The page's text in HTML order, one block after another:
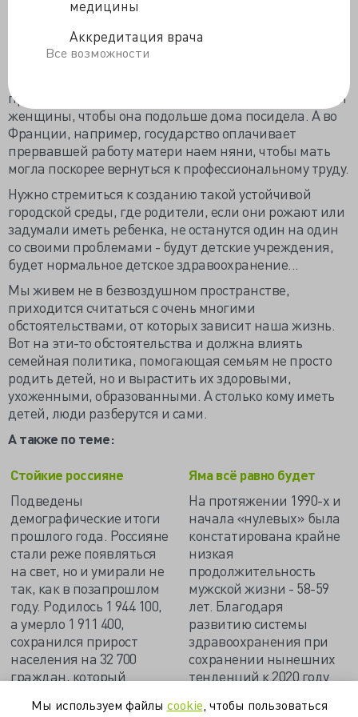
медицины
Аккредитация врача
Все возможности
странах, на 10-15 лет. Так мы отставали в начале XX
А у нас сейчас идет возврат к почти домостроевскому
продолжительность отпуска по уходу за ребенком для
женщины, чтобы она подольше дома посидела. А во
Франции, например, государство оплачивает
прервавшей работу матери наем няни, чтобы мать
могла поскорее вернуться к профессиональному труду.
Нужно стремиться к созданию такой устойчивой
городской среды, где родители, если они рожают или
задумали иметь ребенка, не останутся один на один
со своими проблемами - будут детские учреждения,
будет нормальное детское здравоохранение...
Мы живем не в безвоздушном пространстве,
приходится считаться с очень многими
обстоятельствами, от которых зависит наша жизнь.
Вот на эти-то обстоятельства и должна влиять
семейная политика, помогающая семьям не просто
родить детей, но и вырастить их здоровыми,
ухоженными, образованными. А столько кому иметь
детей, люди разберутся и сами.
А также по теме:
Стойкие россияне
Подведены
демографические итоги
прошлого года. Россияне
стали реже появляться
на свет, но и умирали не
так, как в позапрошлом
году. Родилось 1 944 100,
а умерло 1 911 400,
сохранился прирост
населения на 32 700
граждан, который
достался Отечеству…
Яма всё равно будет
На протяжении 1990-х и
начала «нулевых» была
констатирована крайне
низкая
продолжительность
мужской жизни - 58-59
лет. Благодаря
развитию системы
здравоохранения при
сохранении нынешних
тенденций к 2020 году
Мы используем файлы cookie , чтобы пользоваться